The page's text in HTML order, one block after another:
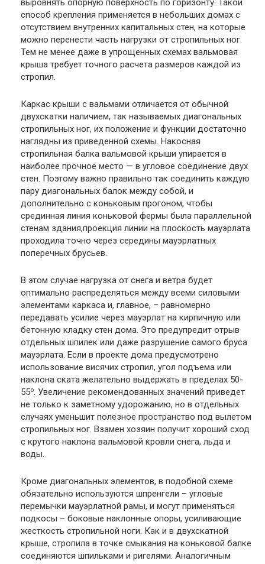
выровнять опорную поверхность по горизонту. Такой
способ крепления применяется в небольших домах с
отсутствием внутренних капитальных стен, на которые
можно перенести часть нагрузки от стропильных ног.
Тем не менее даже в упрощенных схемах вальмовая
крыша требует точного расчета размеров каждой из
стропил.
Каркас крыши с вальмами отличается от обычной
двухскатки наличием, так называемых диагональных
стропильных ног, их положение и функции достаточно
наглядны из приведенной схемы. Накосная
стропильная балка вальмовой крыши упирается в
наиболее прочное место — в угловое соединение двух
стен. Поэтому важно правильно так соединить каждую
пару диагональных балок между собой, и
дополнительно с коньковым прогоном, чтобы
срединная линия коньковой фермы была параллельной
стенам здания,проекция линии на плоскость мауэрлата
проходила точно через середины мауэрлатных
поперечных брусьев.
В этом случае нагрузка от снега и ветра будет
оптимально распределяться между всеми силовыми
элементами каркаса и, главное, – равномерно
передавать усилие через мауэрлат на кирпичную или
бетонную кладку стен дома. Это предупредит отрыв
отдельных шпилек или даже разрушение самого бруса
мауэрлата. Если в проекте дома предусмотрено
использование висячих стропил, угол подъема или
наклона ската желательно выдержать в пределах 50-
55о. Увеличение рекомендованных значений приведет
не только к заметному удорожанию, но в отдельных
случаях уменьшит полезное пространство под вылетом
стропильных ног. Взамен хозяин получит хороший сход
с крутого наклона вальмовой кровли снега, льда и
воды.
Кроме диагональных элементов, в подобной схеме
обязательно используются шпренгели – угловые
перемычки мауэрлатной рамы, и могут применяться
подкосы – боковые наклонные опоры, усиливающие
жесткость стропильной ноги. Как и в двухскатной
крыше, стропила в точке смыкания на коньковой балке
соединяются шпильками и ригелями. Аналогичным